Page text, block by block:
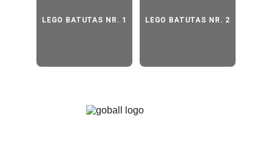
LEGO BATUTAS NR. 2
LEGO BATUTAS NR. 1